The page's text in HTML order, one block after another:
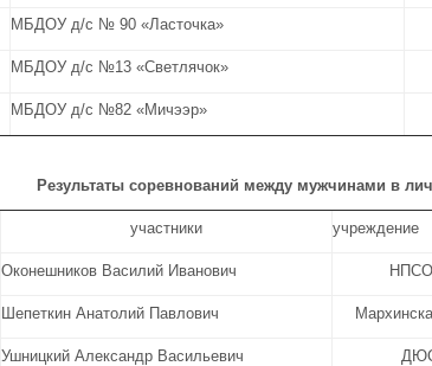
МБДОУ д/с № 90 «Ласточка»
МБДОУ д/с №13 «Светлячок»
МБДОУ д/с №82 «Мичээр»
Результаты соревнований между мужчинами в
участники учреждение
Оконешников Василий Иванович
Шепеткин Анатолий Павлович
Ушницкий Александр Васильевич